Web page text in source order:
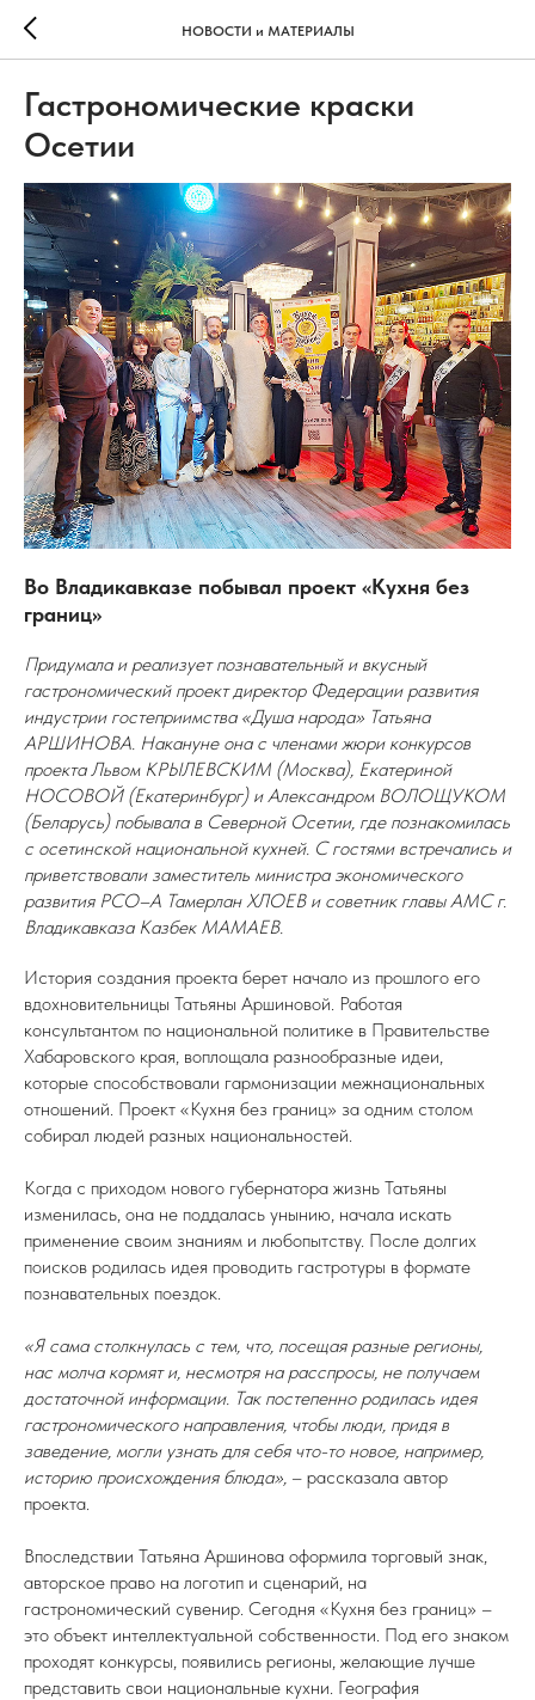
НОВОСТИ и МАТЕРИАЛЫ
Гастрономические краски
Осетии
Во Владикавказе побывал проект «Кухня без
границ»
Придумала и реализует познавательный и вкусный
гастрономический проект директор Федерации развития
индустрии гостеприимства «Душа народа» Татьяна
АРШИНОВА. Накануне она с членами жюри конкурсов
проекта Львом КРЫЛЕВСКИМ (Москва), Екатериной
НОСОВОЙ (Екатеринбург) и Александром ВОЛОЩУКОМ
(Беларусь) побывала в Северной Осетии, где познакомилась
с осетинской национальной кухней. С гостями встречались и
приветствовали заместитель министра экономического
развития РСО–А Тамерлан ХЛОЕВ и советник главы АМС г.
Владикавказа Казбек МАМАЕВ.
История создания проекта берет начало из прошлого его
вдохновительницы Татьяны Аршиновой. Работая
консультантом по национальной политике в Правительстве
Хабаровского края, воплощала разнообразные идеи,
которые способствовали гармонизации межнациональных
отношений. Проект «Кухня без границ» за одним столом
собирал людей разных национальностей.
Когда с приходом нового губернатора жизнь Татьяны
изменилась, она не поддалась унынию, начала искать
применение своим знаниям и любопытству. После долгих
поисков родилась идея проводить гастротуры в формате
познавательных поездок.
«Я сама столкнулась с тем, что, посещая разные регионы,
нас молча кормят и, несмотря на расспросы, не получаем
достаточной информации. Так постепенно родилась идея
гастрономического направления, чтобы люди, придя в
заведение, могли узнать для себя что-то новое, например,
историю происхождения блюда», – рассказала автор
проекта.
Впоследствии Татьяна Аршинова оформила торговый знак,
авторское право на логотип и сценарий, на
гастрономический сувенир. Сегодня «Кухня без границ» –
это объект интеллектуальной собственности. Под его знаком
проходят конкурсы, появились регионы, желающие лучше
представить свои национальные кухни. География